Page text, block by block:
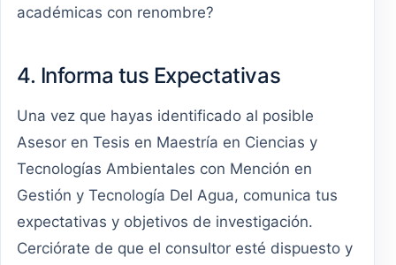
académicas con renombre?
4. Informa tus Expectativas
Una vez que hayas identificado al posible
Asesor en Tesis en Maestría en Ciencias y
Tecnologías Ambientales con Mención en
Gestión y Tecnología Del Agua, comunica tus
expectativas y objetivos de investigación.
Cerciórate de que el consultor esté dispuesto y